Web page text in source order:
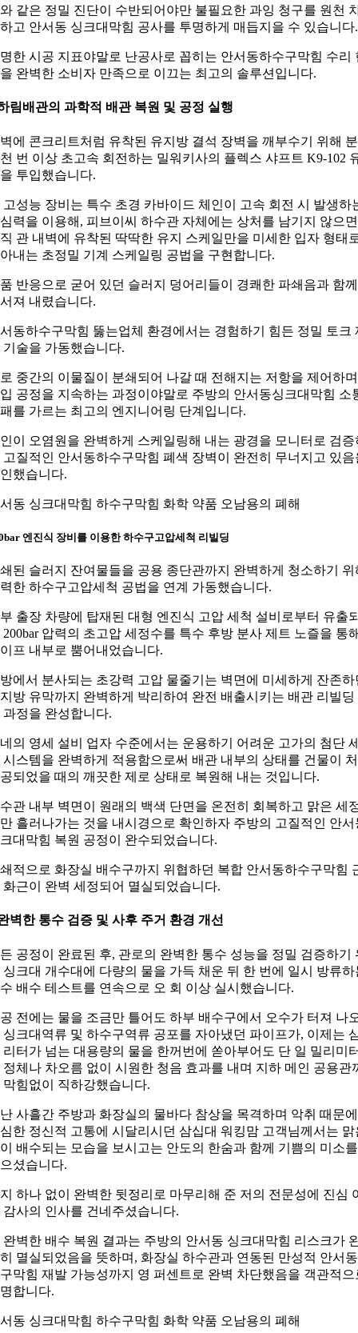
같은 정밀 진단이 수반되어야만 불필요한 과잉 청구를 원천
고 안서동 싱크대막힘 공사를 투명하게 매듭지을 수 있습니다.
한 시공 지표야말로 난공사로 꼽히는 안서동하수구막힘 수리
완벽한 소비자 만족으로 이끄는 최고의 솔루션입니다.
림배관의 과학적 배관 복원 및 공정 실행
에 콘크리트처럼 유착된 유지방 결석 장벽을 깨부수기 위해
번 이상 초고속 회전하는 밀워키사의 플렉스 샤프트 K9-102
투입했습니다.
고성능 장비는 특수 초경 카바이드 체인이 고속 회전 시 발생하
력을 이용해, 피브이씨 하수관 자체에는 상처를 남기지 않으
관 내벽에 유착된 딱딱한 유지 스케일만을 미세한 입자 형태
내는 초정밀 기계 스케일링 공법을 구현합니다.
반응으로 굳어 있던 슬러지 덩어리들이 경쾌한 파쇄음과 함께
져 내렸습니다.
동하수구막힘 뚫는업체 환경에서는 경험하기 힘든 정밀 토크
기술을 가동했습니다.
중간의 이물질이 분쇄되어 나갈 때 전해지는 저항을 제어하며
공정을 지속하는 과정이야말로 주방의 안서동싱크대막힘 소
를 가르는 최고의 엔지니어링 단계입니다.
이 오염원을 완벽하게 스케일링해 내는 광경을 모니터로 검증
고질적인 안서동하수구막힘 폐색 장벽이 완전히 무너지고 있음
했습니다.
동 싱크대막힘 하수구막힘 화학 약품 오남용의 폐해
엔진식 장비를 이용한 하수구고압세척 리빌딩
된 슬러지 잔여물들을 공용 종단관까지 완벽하게 청소하기 위
한 하수구고압세척 공법을 연계 가동했습니다.
출장 차량에 탑재된 대형 엔진식 고압 세척 설비로부터 유출
200bar 압력의 초고압 세정수를 특수 후방 분사 제트 노즐을 통
프 내부로 뿜어내었습니다.
에서 분사되는 초강력 고압 물줄기는 벽면에 미세하게 잔존하
방 유막까지 완벽하게 박리하여 완전 배출시키는 배관 리빌딩
과정을 완성합니다.
의 영세 설비 업자 수준에서는 운용하기 어려운 고가의 첨단
시스템을 완벽하게 적용함으로써 배관 내부의 상태를 건물이
되었을 때의 깨끗한 제로 상태로 복원해 내는 것입니다.
관 내부 벽면이 원래의 백색 단면을 온전히 회복하고 맑은 세
흘러나가는 것을 내시경으로 확인하자 주방의 고질적인 안서
대막힘 복원 공정이 완수되었습니다.
적으로 화장실 배수구까지 위협하던 복합 안서동하수구막힘
화근이 완벽 세정되어 멸실되었습니다.
벽한 통수 검증 및 사후 주거 환경 개선
공정이 완료된 후, 관로의 완벽한 통수 성능을 정밀 검증하기
싱크대 개수대에 다량의 물을 가득 채운 뒤 한 번에 일시 방류하
배수 테스트를 연속으로 오 회 이상 실시했습니다.
전에는 물을 조금만 틀어도 하부 배수구에서 오수가 터져 나
싱크대역류 및 하수구역류 공포를 자아냈던 파이프가, 이제는
리터가 넘는 대용량의 물을 한꺼번에 쏟아부어도 단 일 밀리미
정체나 차오름 없이 시원한 청음 효과를 내며 지하 메인 공용관
막힘없이 직하강했습니다.
사흘간 주방과 화장실의 물바다 참상을 목격하며 악취 때문에
한 정신적 고통에 시달리시던 삼십대 워킹맘 고객님께서는 맑
배수되는 모습을 보시고는 안도의 한숨과 함께 기쁨의 미소를
셨습니다.
하나 없이 완벽한 뒷정리로 마무리해 준 저의 전문성에 진심
감사의 인사를 건네주셨습니다.
완벽한 배수 복원 결과는 주방의 안서동 싱크대막힘 리스크가
멸실되었음을 뜻하며, 화장실 하수관과 연동된 만성적 안서
막힘 재발 가능성까지 영 퍼센트로 완벽 차단했음을 객관적으
합니다.
동 싱크대막힘 하수구막힘 화학 약품 오남용의 폐해